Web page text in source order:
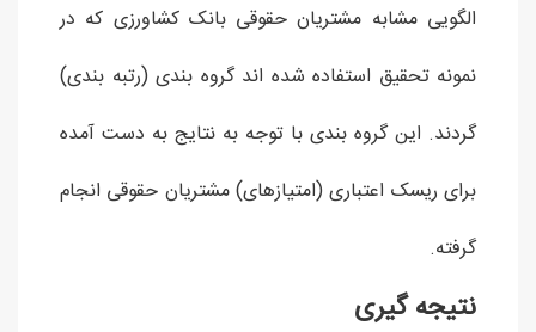
الگویی مشابه مشتریان حقوقی بانک کشاورزی که در
نمونه تحقیق استفاده شده اند گروه بندی (رتبه بندی)
گردند. این گروه بندی با توجه به نتایج به دست آمده
برای ریسک اعتباری (امتیازهای) مشتریان حقوقی انجام
گرفته.
نتیجه گیری